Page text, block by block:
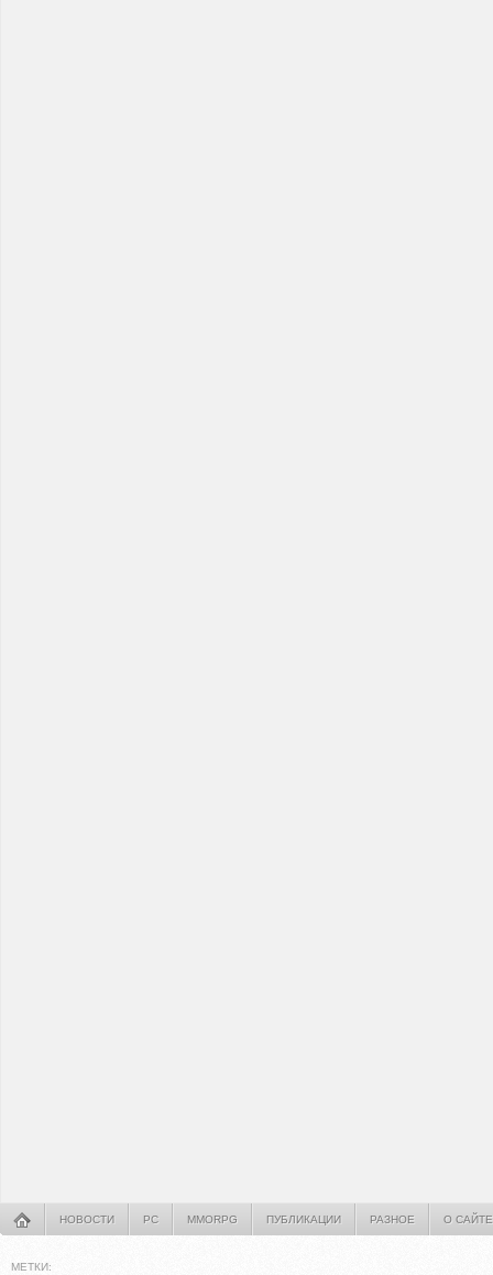
НОВОСТИ PC MMORPG ПУБЛИКАЦИИ РАЗНОЕ О САЙТЕ
МЕТКИ: